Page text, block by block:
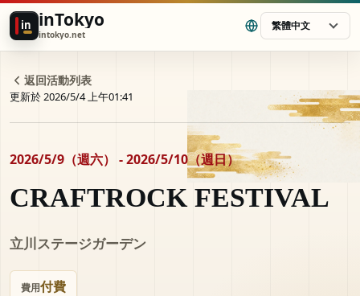
in inTokyo
intokyo.net
繁體中文
返回活動列表
更新於 2026/5/4 上午01:41
2026/5/9（週六） - 2026/5/10（週日）
CRAFTROCK FESTIVAL
立川ステージガーデン
費用付費